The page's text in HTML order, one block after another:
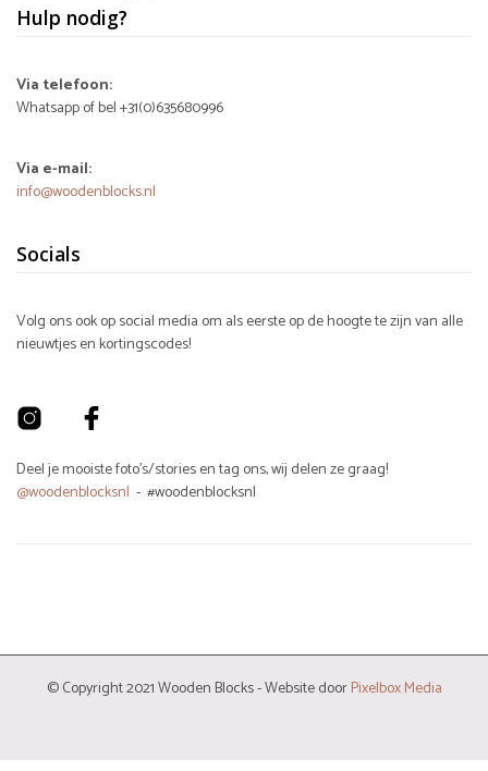
Hulp nodig?
Via telefoon:
Whatsapp of bel +31(0)635680996
Via e-mail:
info@woodenblocks.nl
Socials
Volg ons ook op social media om als eerste op de hoogte te zijn van alle
nieuwtjes en kortingscodes!
Deel je mooiste foto's/stories en tag ons, wij delen ze graag!
@woodenblocksnl - #woodenblocksnl
© Copyright 2021 Wooden Blocks - Website doorPixelbox Media